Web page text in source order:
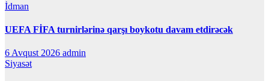
İdman
UEFA FİFA turnirlərinə qarşı boykotu davam etdirəcək
6 Avqust 2026 admin
Siyasət